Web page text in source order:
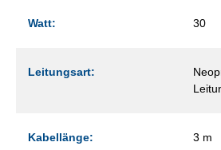
Watt: 30
Leitungsart:
Kabellänge: 3 m